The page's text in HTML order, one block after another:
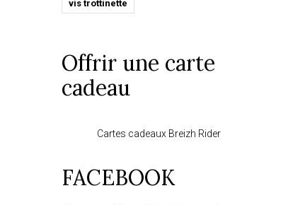
vis trottinette
Offrir une carte
cadeau
Cartes cadeaux Breizh Rider
FACEBOOK